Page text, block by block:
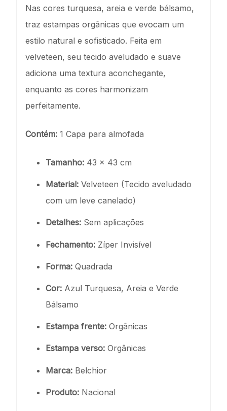
Nas cores turquesa, areia e verde bálsamo,
traz estampas orgânicas que evocam um
estilo natural e sofisticado. Feita em
velveteen, seu tecido aveludado e suave
adiciona uma textura aconchegante,
enquanto as cores harmonizam
perfeitamente.
Contém: 1 Capa para almofada
Tamanho: 43 x 43 cm
Material: Velveteen (Tecido aveludado
com um leve canelado)
Detalhes: Sem aplicações
Fechamento: Zíper Invisível
Forma: Quadrada
Cor: Azul Turquesa, Areia e Verde
Bálsamo
Estampa frente: Orgânicas
Estampa verso: Orgânicas
Marca: Belchior
Produto: Nacional